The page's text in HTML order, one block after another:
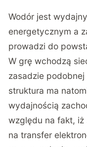
Wodór jest
energetycznym a
prowadzi do
W grę wchodzą
zasadzie
struktura ma
wydajnością
względu na fakt, iż
na transfer